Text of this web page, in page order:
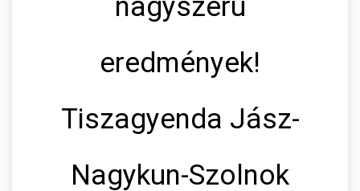
eredmények!
Tiszagyenda Jász-
Nagykun-Szolnok